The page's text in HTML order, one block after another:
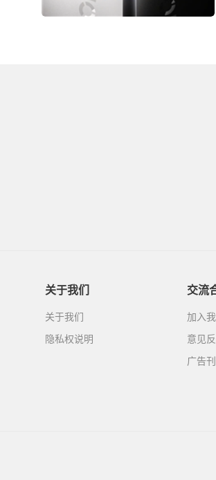
关于我们
关于我们
隐私权说明
交流
加入
意见
广告